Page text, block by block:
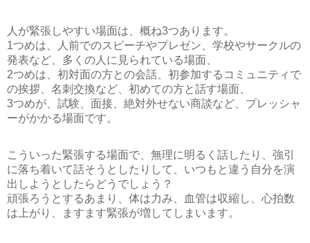
人が緊張しやすい場面は、概ね3つあります。
1つめは、人前でのスピーチやプレゼン、学校やサークルの
発表など、 多くの人に見られている場面
2つめは、初対面の方との会話、初参加するコミュニティで
の挨拶、名刺交換など、 初めての方と話す場面
3つめが、試験、面接、絶対外せない商談など、 プレッシャ
ーがかかる場面です。
こういった緊張する場面で、無理に明るく話したり、強引
に落ち着いて話そうとしたりして、いつもと違う自分を演
出しようとしたらどうでしょう？
頑張ろうとするあまり、体は力み、血管は収縮し、心拍数
は上がり、ますます緊張が増してしまいます。